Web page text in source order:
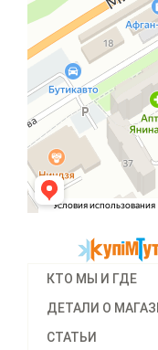
КТО МЫ И ГДЕ
ДЕТАЛИ О
СТАТЬИ